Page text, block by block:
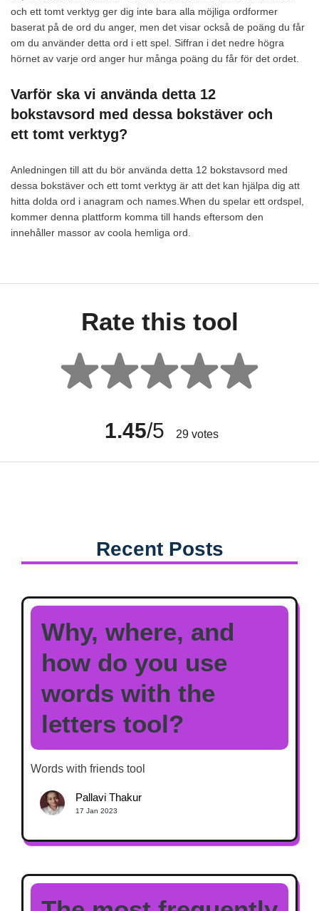
och ett tomt verktyg ger dig inte bara alla möjliga ordformer
baserat på de ord du anger, men det visar också de poäng du får
om du använder detta ord i ett spel. Siffran i det nedre högra
hörnet av varje ord anger hur många poäng du får för det ordet.
Varför ska vi använda detta 12
bokstavsord med dessa bokstäver och
ett tomt verktyg?
Anledningen till att du bör använda detta 12 bokstavsord med
dessa bokstäver och ett tomt verktyg är att det kan hjälpa dig att
hitta dolda ord i anagram och names.When du spelar ett ordspel,
kommer denna plattform komma till hands eftersom den
innehåller massor av coola hemliga ord.
Rate this tool
1.45/5 29votes
Recent Posts
Why, where, and
how do you use
words with the
letters tool?
Words with friends tool
Pallavi Thakur
17 Jan 2023